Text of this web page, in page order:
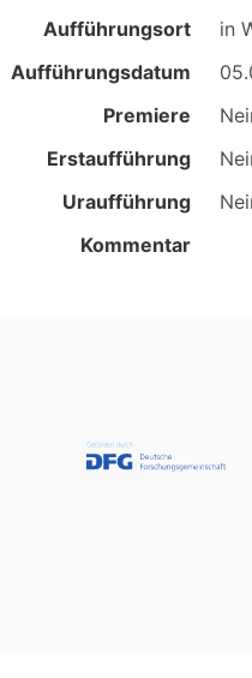
Aufführungsort
in
Aufführungsdatum
Premiere
Erstaufführung
Uraufführung
Kommentar